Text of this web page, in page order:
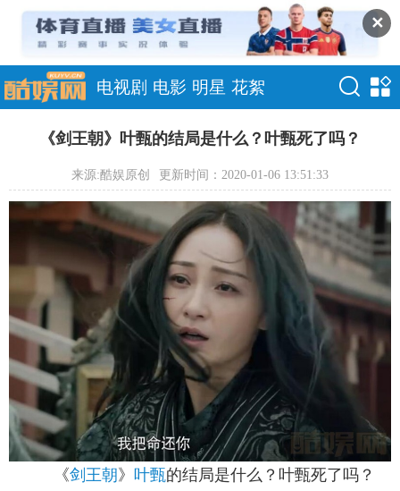
✕
电视剧 电影 明星 花絮
《剑王朝》叶甄的结局是什么？叶甄死了吗？
来源:酷娱原创 更新时间：2020-01-06 13:51:33
《剑王朝 》 叶甄的结局是什么？叶甄死了吗？